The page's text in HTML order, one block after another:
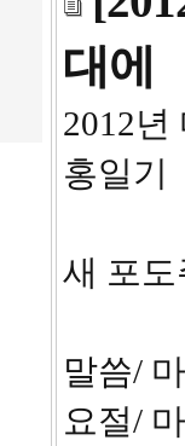
대에
홍일기
새 포
말씀/
요절/